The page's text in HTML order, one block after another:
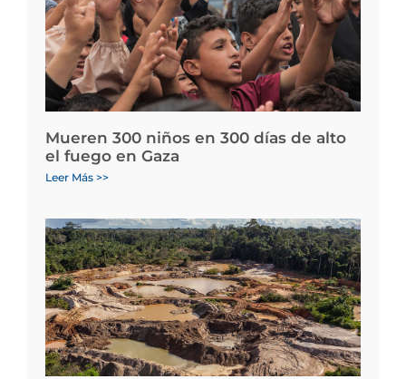
Mueren 300 niños en 300 días de alto
el fuego en Gaza
Leer Más >>